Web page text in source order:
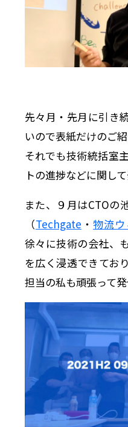
先々月・先月に引き
いので表紙だけのご
それでも技術統括室
トの進捗などに関し
また、９月はCTOの
（Techgate ・物流
徐々に技術の会社、
を広く浸透できてお
担当の私も頑張って